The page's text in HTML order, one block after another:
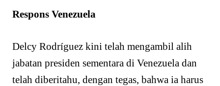
Respons Venezuela
Delcy Rodríguez kini telah mengambil alih
jabatan presiden sementara di Venezuela dan
telah diberitahu, dengan tegas, bahwa ia harus